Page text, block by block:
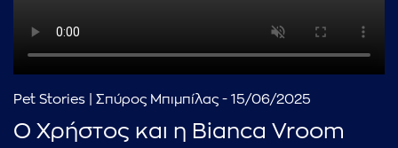
Pet Stories | Σπύρος Μπιμπίλας - 15/06/2025
Ο Χρήστος και η Bianca Vroom